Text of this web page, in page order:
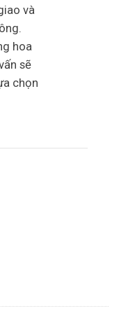
và
hoa
sẽ
chọn